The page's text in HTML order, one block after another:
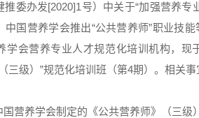
委办发[2020]1号）中关于“加强营养专
中国营养学会推出“公共营养师”职业技
学会营养专业人才规范化培训机构，现
三级）”规范化培训班（第4期）。相关
国营养学会制定的《公共营养师》（三级